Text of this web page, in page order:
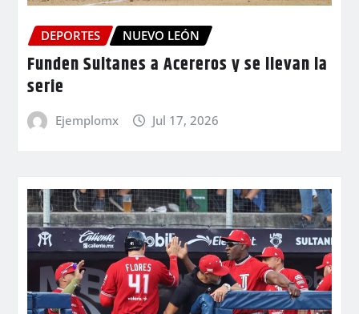
DEPORTES NUEVO LEÓN
Funden Sultanes a Acereros y se llevan la
serie
Ejemplomx Jul 17, 2026